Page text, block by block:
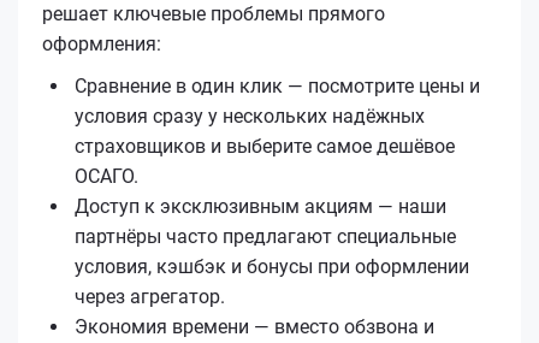
решает ключевые проблемы прямого
оформления:
Сравнение в один клик — посмотрите цены и
условия сразу у нескольких надёжных
страховщиков и выберите самое дешёвое
ОСАГО.
Доступ к эксклюзивным акциям — наши
партнёры часто предлагают специальные
условия, кэшбэк и бонусы при оформлении
через агрегатор.
Экономия времени — вместо обзвона и